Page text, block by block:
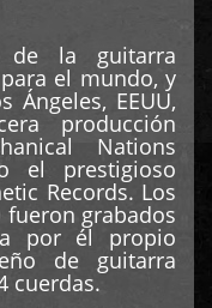
de la guitarra
el mundo, y
Ángeles, EEUU,
producción
Nations
el prestigioso
Records. Los
fueron grabados
por él propio
de guitarra
cuerdas.